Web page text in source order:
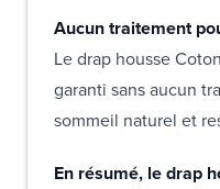
Aucun traitement
Le drap housse
garanti sans aucun
sommeil naturel et
En résumé, le drap